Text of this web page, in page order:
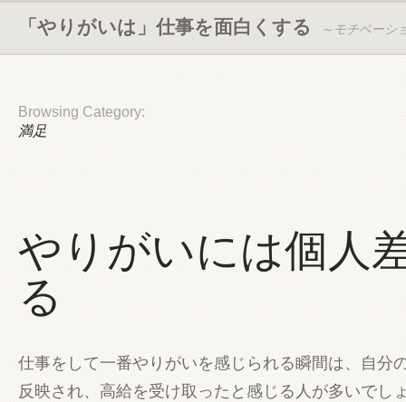
「やりがいは」仕事を面白くする ～モチベーシ
Browsing Category:
満足
やりがいには個人
る
仕事をして一番やりがいを感じられる瞬間は、自分
反映され、高給を受け取ったと感じる人が多いでし